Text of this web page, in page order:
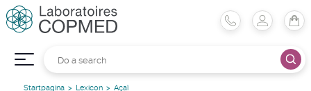
Startpagina Lexicon Açaï